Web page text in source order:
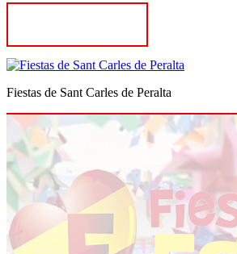
Fiestas de Sant Carles de Peralta